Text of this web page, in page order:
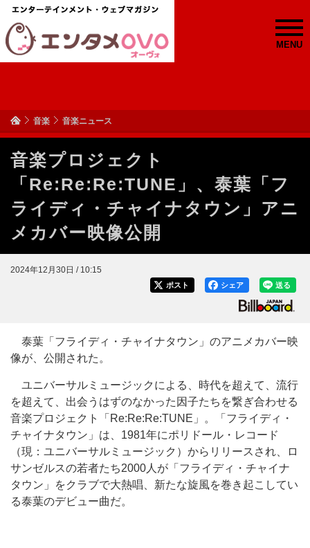
MENU
音楽 音楽ニュース
音楽プロジェクト
「Re:Re:Re:TUNE」、泰葉「フ
ライディ・チャイナタウン」アニ
メカバー映像公開
2024年12月30日 / 10:15
送る
シェア
ポスト
泰葉「フライディ・チャイナタウン」のアニメカバー映
像が、公開された。
ユニバーサルミュージックによる、時代を超えて、流行
を超えて、出会うはずのなかった因子たちを繋ぎ合わせる
音楽プロジェクト「Re:Re:Re:TUNE」。「フライディ・
チャイナタウン」は、1981年にポリドール・レコード
（現：ユニバーサルミュージック）からリリースされ、ロ
サンゼルスの若者たち2000人が「フライディ・チャイナ
タウン」をクラブで大熱唱、新たな旋風を巻き起こしてい
る泰葉のデビュー曲だ。